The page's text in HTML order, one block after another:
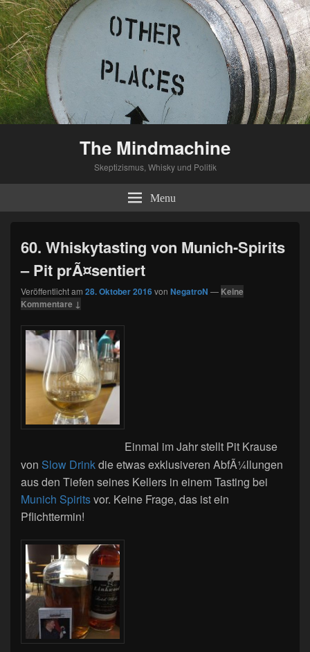
The Mindmachine
Skeptizismus, Whisky und Politik
Menu
60. Whiskytasting von Munich-Spirits
– Pit prÃ¤sentiert
Veröffentlicht am 28. Oktober 2016von NegatroN — Keine
Kommentare ↓
Einmal im Jahr stellt Pit Krause
von Slow Drinkdie etwas exklusiveren AbfÃ¼llungen
aus den Tiefen seines Kellers in einem Tasting bei
Munich Spiritsvor. Keine Frage, das ist ein
Pflichttermin!